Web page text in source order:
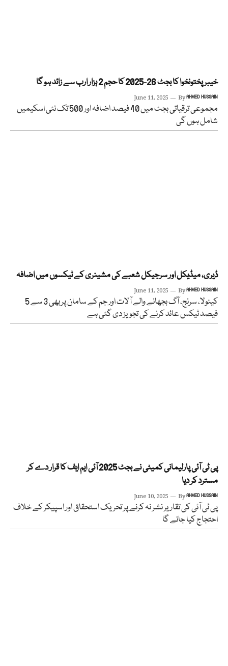
خیبر پختونخوا کا بجٹ 26-2025 کا حجم 2 ہزار ارب سے زائد ہو گا
June 11, 2025 ByAHMED HUSSAIN
مجموعی ترقیاتی بجٹ میں 40 فیصد اضافہ اور 500 تک نئی اسکیمیں
شامل ہوں گی
ڈیری، میڈیکل اور سرجیکل شعبے کی مشینری کے ٹیکسوں میں اضافہ
June 11, 2025 ByAHMED HUSSAIN
کینولا، سرنج، آگ بجھانے والے آلات اور جم کے سامان پر بھی 3 سے 5
فیصد ٹیکس عائد کرنے کی تجویز دی گئی ہے
پی ٹی آئی پارلیمانی کمیٹی نے بجٹ 2025 آئی ایم ایف کا قرار دے کر
مسترد کر دیا
June 10, 2025 ByAHMED HUSSAIN
پی ٹی آئی کی تقاریر نشر نہ کرنے پر تحریک استحقاق اور اسپیکر کے خلاف
احتجاج کیا جائے گا